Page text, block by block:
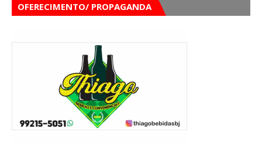
OFERECIMENTO/ PROPAGANDA